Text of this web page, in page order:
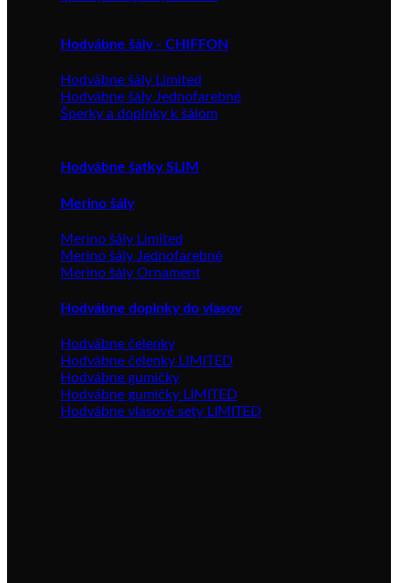
Hodvábne šály - CHIFFON
Hodvábne šály Limited
Hodvábne šály Jednofarebné
Šperky a doplnky k šálom
Hodvábne šatky SLIM
Merino šály
Merino šály Limited
Merino šály Jednofarebné
Merino šály Ornament
Hodvábne doplnky do vlasov
Hodvábne čelenky
Hodvábne čelenky LIMITED
Hodvábne gumičky
Hodvábne gumičky LIMITED
Hodvábne vlasové sety LIMITED